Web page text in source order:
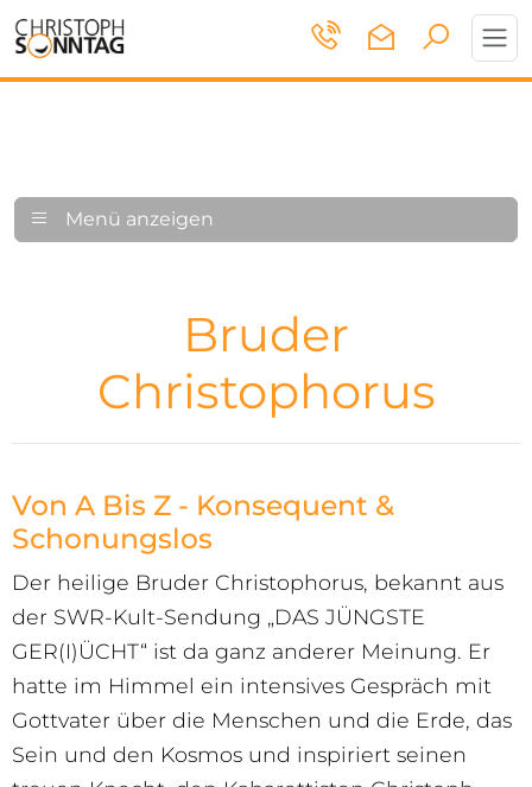
Menü anzeigen
Bruder
Christophorus
Von A Bis Z - Konsequent &
Schonungslos
Der heilige Bruder Christophorus, bekannt aus
der SWR-Kult-Sendung „DAS JÜNGSTE
GER(I)ÜCHT“ ist da ganz anderer Meinung. Er
hatte im Himmel ein intensives Gespräch mit
Gottvater über die Menschen und die Erde, das
Sein und den Kosmos und inspiriert seinen